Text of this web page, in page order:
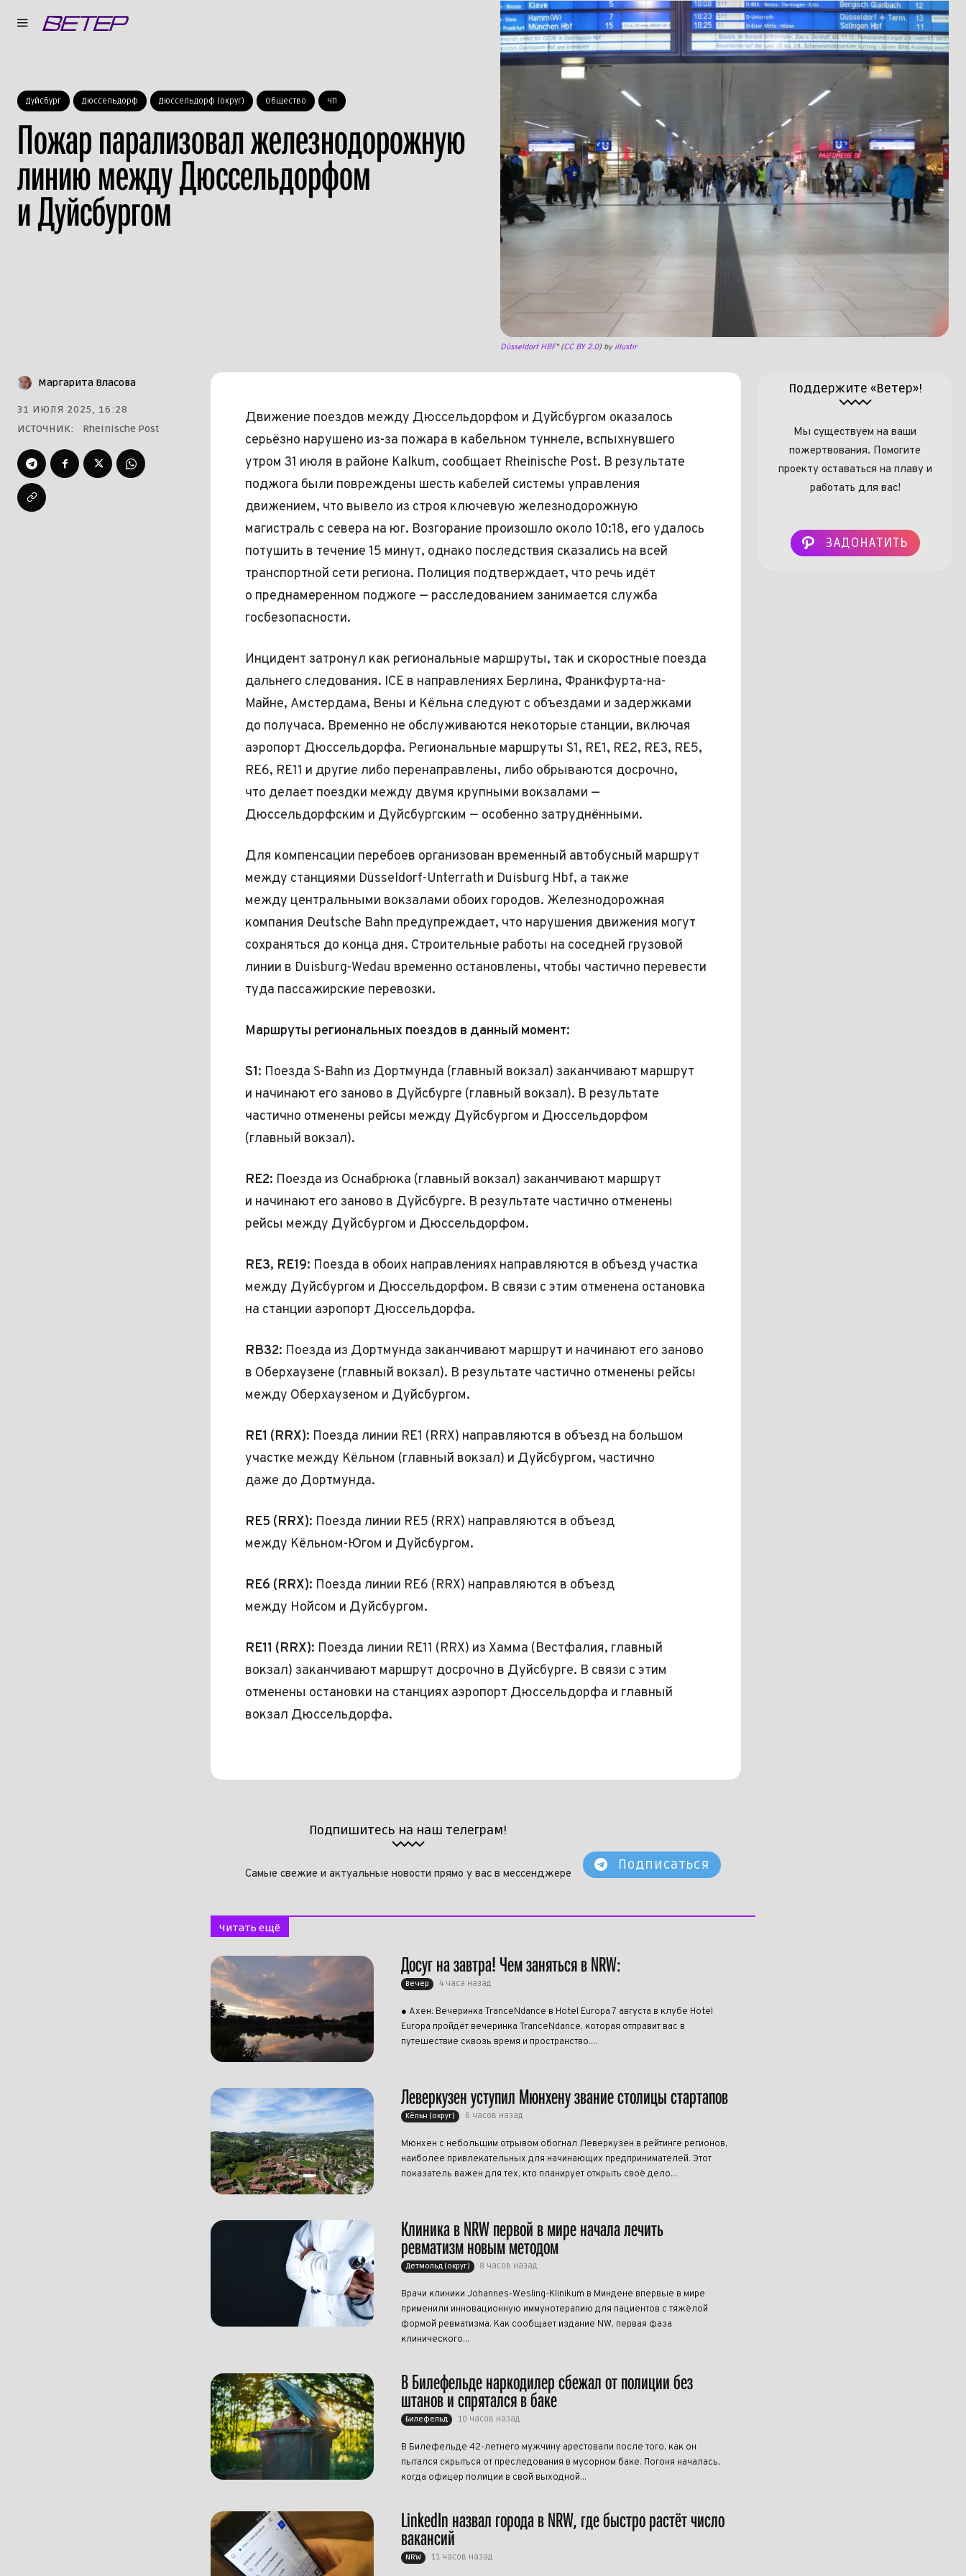
Дуйсбург Дюссельдорф Дюссельдорф (округ) Общество ЧП
Пожар парализовал железнодорожную
линию между Дюссельдорфом
и Дуйсбургом
Düsseldorf HBF" (CC BY 2.0) by illustir
Маргарита Власова
31 ИЮЛЯ 2025, 16:28
ИСТОЧНИК:
Rheinische Post
Движение поездов между Дюссельдорфом и Дуйсбургом оказалось
серьёзно нарушено из-за пожара в кабельном туннеле, вспыхнувшего
утром 31 июля в районе Kalkum, сообщает Rheinische Post. В результате
поджога были повреждены шесть кабелей системы управления
движением, что вывело из строя ключевую железнодорожную
магистраль с севера на юг. Возгорание произошло около 10:18, его удалось
потушить в течение 15 минут, однако последствия сказались на всей
транспортной сети региона. Полиция подтверждает, что речь идёт
о преднамеренном поджоге — расследованием занимается служба
госбезопасности.
Инцидент затронул как региональные маршруты, так и скоростные поезда
дальнего следования. ICE в направлениях Берлина, Франкфурта-на-
Майне, Амстердама, Вены и Кёльна следуют с объездами и задержками
до получаса. Временно не обслуживаются некоторые станции, включая
аэропорт Дюссельдорфа. Региональные маршруты S1, RE1, RE2, RE3, RE5,
RE6, RE11 и другие либо перенаправлены, либо обрываются досрочно,
что делает поездки между двумя крупными вокзалами —
Дюссельдорфским и Дуйсбургским — особенно затруднёнными.
Для компенсации перебоев организован временный автобусный маршрут
между станциями Düsseldorf-Unterrath и Duisburg Hbf, а также
между центральными вокзалами обоих городов. Железнодорожная
компания Deutsche Bahn предупреждает, что нарушения движения могут
сохраняться до конца дня. Строительные работы на соседней грузовой
линии в Duisburg-Wedau временно остановлены, чтобы частично перевести
туда пассажирские перевозки.
Маршруты региональных поездов в данный момент:
S1: Поезда S-Bahn из Дортмунда (главный вокзал) заканчивают маршрут
и начинают его заново в Дуйсбурге (главный вокзал). В результате
частично отменены рейсы между Дуйсбургом и Дюссельдорфом
(главный вокзал).
RE2: Поезда из Оснабрюка (главный вокзал) заканчивают маршрут
и начинают его заново в Дуйсбурге. В результате частично отменены
рейсы между Дуйсбургом и Дюссельдорфом.
RE3, RE19: Поезда в обоих направлениях направляются в объезд участка
между Дуйсбургом и Дюссельдорфом. В связи с этим отменена остановка
на станции аэропорт Дюссельдорфа.
RB32: Поезда из Дортмунда заканчивают маршрут и начинают его заново
в Оберхаузене (главный вокзал). В результате частично отменены рейсы
между Оберхаузеном и Дуйсбургом.
RE1 (RRX): Поезда линии RE1 (RRX) направляются в объезд на большом
участке между Кёльном (главный вокзал) и Дуйсбургом, частично
даже до Дортмунда.
RE5 (RRX): Поезда линии RE5 (RRX) направляются в объезд
между Кёльном-Югом и Дуйсбургом.
RE6 (RRX): Поезда линии RE6 (RRX) направляются в объезд
между Нойсом и Дуйсбургом.
RE11 (RRX): Поезда линии RE11 (RRX) из Хамма (Вестфалия, главный
вокзал) заканчивают маршрут досрочно в Дуйсбурге. В связи с этим
отменены остановки на станциях аэропорт Дюссельдорфа и главный
вокзал Дюссельдорфа.
Поддержите «Ветер»!
Мы существуем на ваши
пожертвования. Помогите
проекту оставаться на плаву и
работать для вас!
ЗАДОНАТИТЬ
Подпишитесь на наш телеграм!
Самые свежие и актуальные новости прямо у вас в мессенджере
Подписаться
Читать ещё
Досуг на завтра! Чем заняться в NRW:
Вечер 4 часа назад
● Ахен: Вечеринка TranceNdance в Hotel Europa 7 августа в клубе Hotel
Europa пройдёт вечеринка TranceNdance, которая отправит вас в
путешествие сквозь время и пространство....
Леверкузен уступил Мюнхену звание столицы стартапов
Кёльн (округ) 6 часов назад
Мюнхен с небольшим отрывом обогнал Леверкузен в рейтинге регионов,
наиболее привлекательных для начинающих предпринимателей. Этот
показатель важен для тех, кто планирует открыть своё дело...
Клиника в NRW первой в мире начала лечить
ревматизм новым методом
Детмольд (округ) 8 часов назад
Врачи клиники Johannes-Wesling-Klinikum в Миндене впервые в мире
применили инновационную иммунотерапию для пациентов с тяжёлой
формой ревматизма. Как сообщает издание NW, первая фаза
клинического...
В Билефельде наркодилер сбежал от полиции без
штанов и спрятался в баке
Билефельд 10 часов назад
В Билефельде 42-летнего мужчину арестовали после того, как он
пытался скрыться от преследования в мусорном баке. Погоня началась,
когда офицер полиции в свой выходной...
LinkedIn назвал города в NRW, где быстро растёт число
вакансий
NRW 11 часов назад